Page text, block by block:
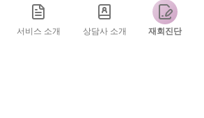
서비스 소개 상담사 소개 재회진단